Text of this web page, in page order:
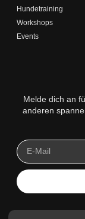
Hundetraining
Workshops
Events
Melde dich an
anderen